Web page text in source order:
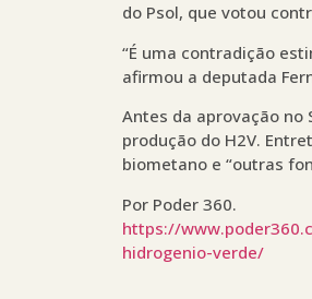
do Psol, que votou
“É uma contradição
afirmou a deputada
Antes da aprovação no
produção do H2V.
biometano e “outras
Por Poder 360.
https://
hidrogenio-verde/